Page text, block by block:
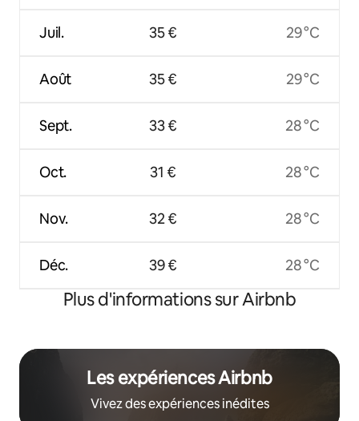
Juil.
Août
Sept.
Oct.
Nov.
Déc.
35 €
35 €
33 €
31 €
32 €
39 €
29 °C
29 °C
28 °C
28 °C
28 °C
28 °C
Plus d'informations sur Airbnb
Les expériences Airbnb
Vivez des expériences inédites